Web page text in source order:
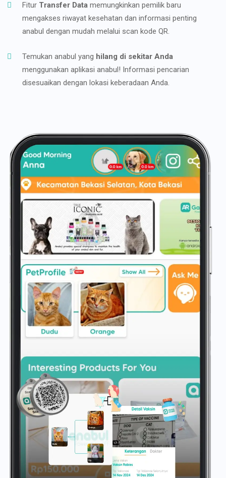
Fitur Transfer Data memungkinkan pemilik baru
mengakses riwayat kesehatan dan informasi penting
anabul dengan mudah melalui scan kode QR.
Temukan anabul yang hilang di sekitar Anda
menggunakan aplikasi anabul! Informasi pencarian
disesuaikan dengan lokasi keberadaan Anda.